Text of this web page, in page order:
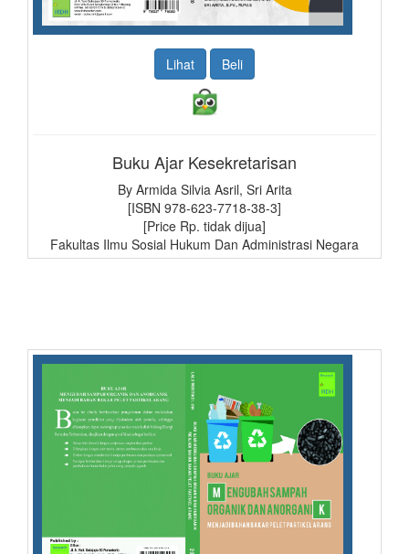
Lihat Beli
Buku Ajar Kesekretarisan
By Armida Silvia Asril, Sri Arita
[ISBN 978-623-7718-38-3]
[Price Rp. tidak dijua]
Fakultas Ilmu Sosial Hukum Dan Administrasi Negara